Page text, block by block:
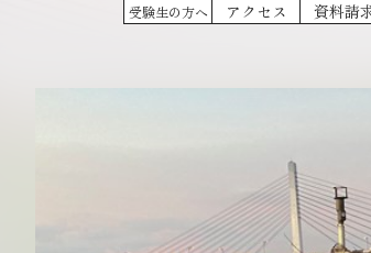
受験生の方へ アクセス 資料請